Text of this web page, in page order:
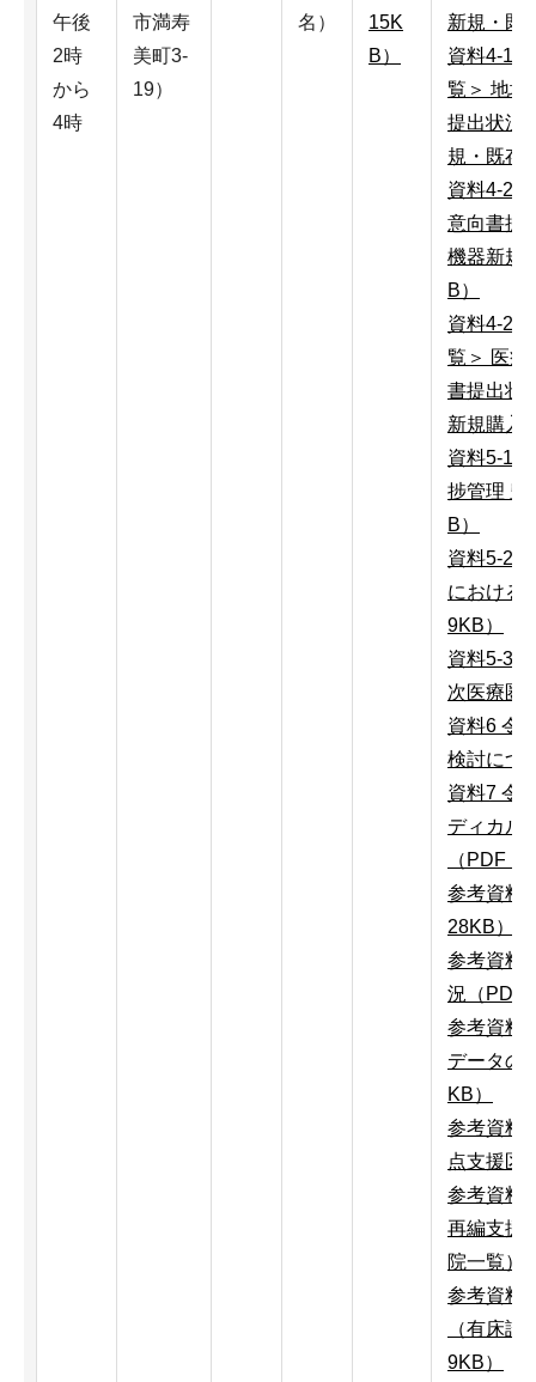
午後
2時
から
4時
市満寿
美町3-
19）
名）
15K
B）
新規・既
資料4-1
覧＞ 地域
提出状況
規・既存
資料4-2
意向書提
機器新規
B）
資料4-2
覧＞ 医療
書提出状
新規購入
資料5-1
捗管理 豊
B）
資料5-2
における
9KB）
資料5-3
次医療圏
資料6 令
検討につ
資料7 令
ディカル
（PDF：
参考資料
28KB）
参考資料
況（PDF
参考資料
データの
KB）
参考資料
点支援区
参考資料
再編支援
院一覧）
参考資料
（有床
9KB）